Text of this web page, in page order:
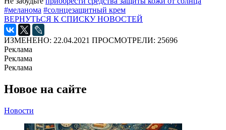
#меланома #солнцезащитный крем
ВЕРНУТЬСЯ К СПИСКУ НОВОСТЕЙ
ИЗМЕНЕНО: 22.04.2021 ПРОСМОТРЕЛИ: 25696
Реклама
Реклама
Реклама
Новое на сайте
Новости